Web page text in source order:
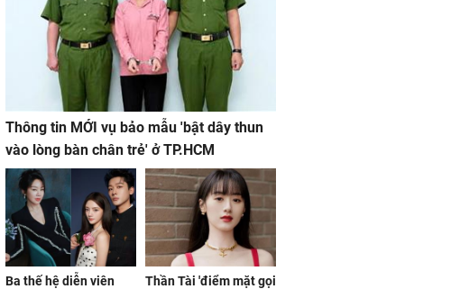
Thông tin MỚI vụ bảo mẫu 'bật dây thun
vào lòng bàn chân trẻ' ở TP.HCM
Ba thế hệ diễn viên
Thần Tài 'điểm mặt gọi